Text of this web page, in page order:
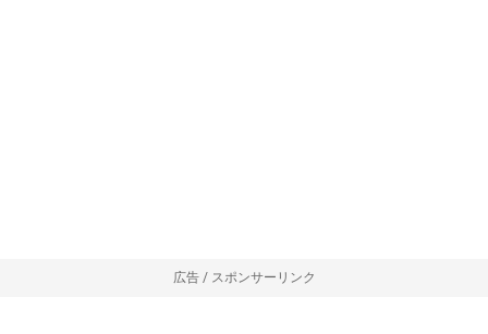
広告 / スポンサーリンク